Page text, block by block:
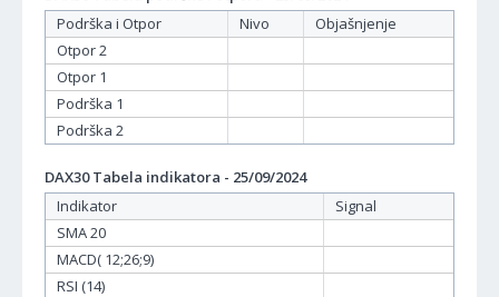
Podrška i Otpor
Nivo
Objašnjenje
Otpor 2
Otpor 1
Podrška 1
Podrška 2
DAX30 Tabela indikatora - 25/09/2024
Indikator
Signal
SMA 20
MACD( 12;26;9)
RSI (14)